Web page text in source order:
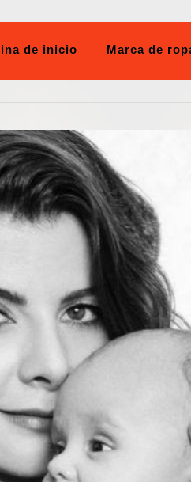
de inicio Marca de